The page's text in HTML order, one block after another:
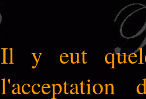
Il y eut
l'acceptation